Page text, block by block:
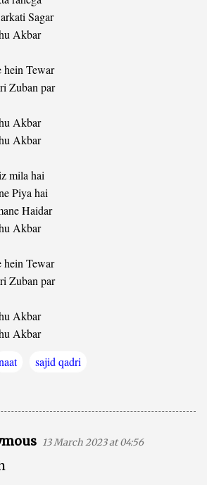
Sagar
Akbar
hein Tewar
Zuban par
Akbar
Akbar
mila hai
Piya hai
Haidar
Akbar
hein Tewar
Zuban par
Akbar
Akbar
sajid qadri
13 March 2023 at 04:56